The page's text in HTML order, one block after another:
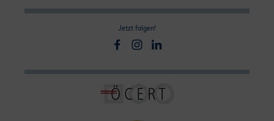
Jetzt folgen!
Facebook
Instagram
Linkedin